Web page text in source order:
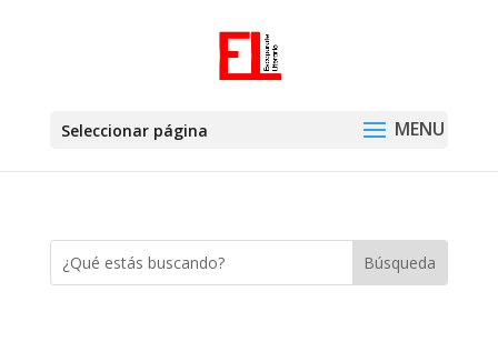
Seleccionar página